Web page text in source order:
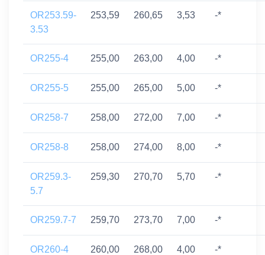
OR253.59-
3.53
253,59 260,65 3,53 -*
OR255-4 255,00 263,00 4,00 -*
OR255-5 255,00 265,00 5,00 -*
OR258-7 258,00 272,00 7,00 -*
OR258-8 258,00 274,00 8,00 -*
OR259.3-
5.7
259,30 270,70 5,70 -*
OR259.7-7 259,70 273,70 7,00 -*
OR260-4 260,00 268,00 4,00 -*